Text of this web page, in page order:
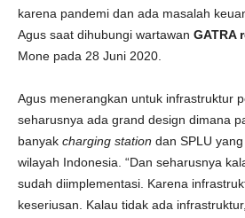
karena pandemi dan ada masalah
Agus saat dihubungi wartawan GATRA
Mone pada 28 Juni 2020.
Agus menerangkan untuk infrastruktur
seharusnya ada grand design dimana
banyak charging station dan SPLU
wilayah Indonesia. “Dan seharusnya
sudah diimplementasi. Karena
keseriusan. Kalau tidak ada